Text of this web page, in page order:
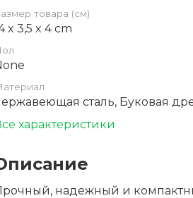
товара (см)
x 3,5 x 4 cm
сталь, Буковая
характеристики
надежный и